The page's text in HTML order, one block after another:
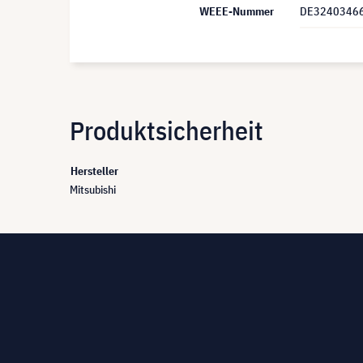
WEEE-Nummer
Produktsicherheit
Hersteller
Mitsubishi